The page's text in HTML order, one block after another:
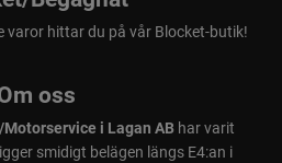
varor hittar du på vår Blocket-butik!
oss
i Lagan ABhar varit
smidigt belägen längs E4:an i